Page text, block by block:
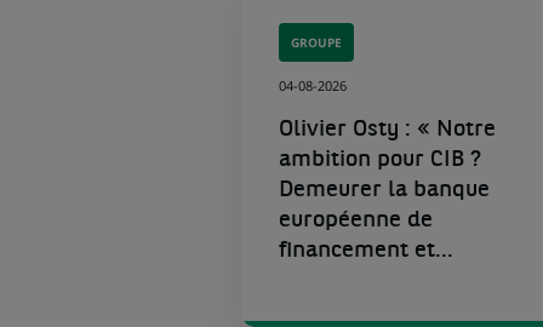
GroupeGROUPE
04-08-2026
Olivier Osty : « Notre
ambition pour CIB ?
Demeurer la banque
européenne de
financement et...